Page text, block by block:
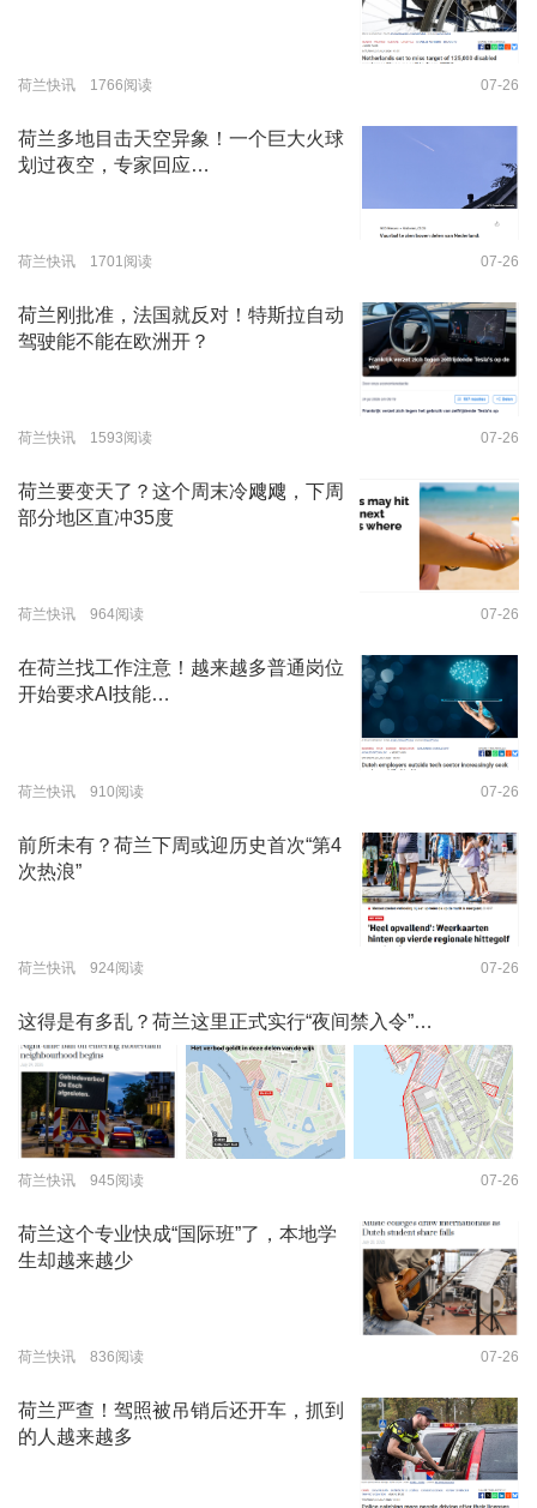
荷兰快讯 1766阅读 07-26
荷兰多地目击天空异象！一个巨大火球
划过夜空，专家回应…
荷兰快讯 1701阅读 07-26
荷兰刚批准，法国就反对！特斯拉自动
驾驶能不能在欧洲开？
荷兰快讯 1593阅读 07-26
荷兰要变天了？这个周末冷飕飕，下周
部分地区直冲35度
荷兰快讯 964阅读 07-26
在荷兰找工作注意！越来越多普通岗位
开始要求AI技能…
荷兰快讯 910阅读 07-26
前所未有？荷兰下周或迎历史首次“第4
次热浪”
荷兰快讯 924阅读 07-26
这得是有多乱？荷兰这里正式实行“夜间禁入令”…
荷兰快讯 945阅读 07-26
荷兰这个专业快成“国际班”了，本地学
生却越来越少
荷兰快讯 836阅读 07-26
荷兰严查！驾照被吊销后还开车，抓到
的人越来越多